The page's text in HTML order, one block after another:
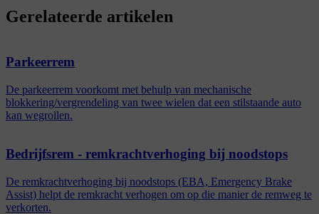
Gerelateerde artikelen
Parkeerrem
De parkeerrem voorkomt met behulp van mechanische
blokkering/vergrendeling van twee wielen dat een stilstaande auto
kan wegrollen.
Bedrijfsrem - remkrachtverhoging bij noodstops
De remkrachtverhoging bij noodstops (EBA, Emergency Brake
Assist) helpt de remkracht verhogen om op die manier de remweg te
verkorten.